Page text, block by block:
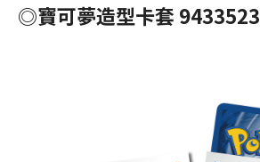
◎寶可夢造型卡套 9433523